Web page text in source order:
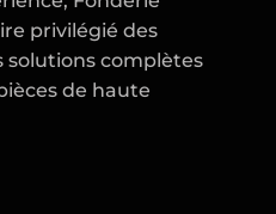
privilégié des
complètes
de haute